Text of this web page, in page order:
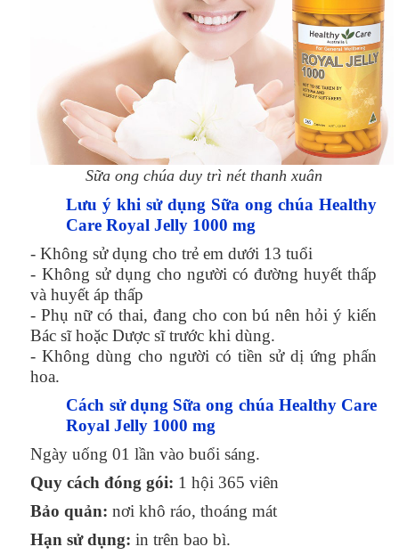
Sữa ong chúa duy trì nét thanh xuân
Lưu ý khi sử dụng Sữa ong chúa Healthy
Care Royal Jelly 1000 mg
- Không sử dụng cho trẻ em dưới 13 tuổi
- Không sử dụng cho người có đường huyết thấp
và huyết áp thấp
- Phụ nữ có thai, đang cho con bú nên hỏi ý kiến
Bác sĩ hoặc Dược sĩ trước khi dùng.
- Không dùng cho người có tiền sử dị ứng phấn
hoa.
Cách sử dụng Sữa ong chúa Healthy Care
Royal Jelly 1000 mg
Ngày uống 01 lần vào buổi sáng.
Quy cách đóng gói: 1 hội 365 viên
Bảo quản: nơi khô ráo, thoáng mát
Hạn sử dụng: in trên bao bì.